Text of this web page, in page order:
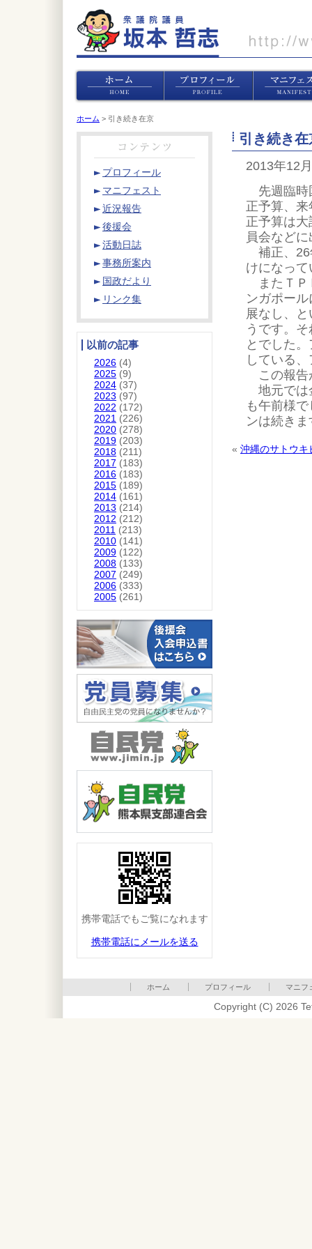
ホーム > 引き続き在京
プロフィール
マニフェスト
近況報告
後援会
活動日誌
事務所案内
国政だより
リンク集
以前の記事
2026 (4)
2025 (9)
2024 (37)
2023 (97)
2022 (172)
2021 (226)
2020 (278)
2019 (203)
2018 (211)
2017 (183)
2016 (183)
2015 (189)
2014 (161)
2013 (214)
2012 (212)
2011 (213)
2010 (141)
2009 (122)
2008 (133)
2007 (249)
2006 (333)
2005 (261)
携帯電話でもご覧になれます
携帯電話にメールを送る
引き続き在
2013年12
先週臨時
正予算、
正予算は
員会など
補正、26
けになっ
またＴＰ
ンガポー
展なし、
うです。
とでした
している
この報告
地元では
も午前様
ンは続き
« 沖縄のサトウキ
ホーム プロフィール マニフ
Copyright (C) 2026